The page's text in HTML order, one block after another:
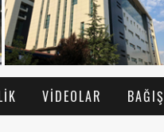
VIDEOLAR BAĞIŞ